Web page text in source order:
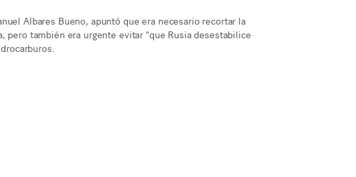
Albares Bueno, apuntó que era necesario recortar la
pero también era urgente evitar “que Rusia desestabilice